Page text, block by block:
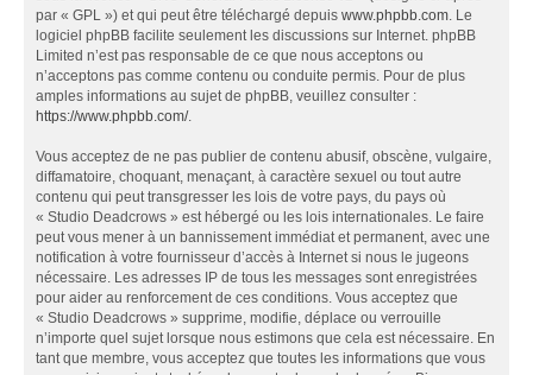
par « GPL ») et qui peut être téléchargé depuis www.phpbb.com. Le
logiciel phpBB facilite seulement les discussions sur Internet. phpBB
Limited n’est pas responsable de ce que nous acceptons ou
n’acceptons pas comme contenu ou conduite permis. Pour de plus
amples informations au sujet de phpBB, veuillez consulter :
https://www.phpbb.com/.
Vous acceptez de ne pas publier de contenu abusif, obscène, vulgaire,
diffamatoire, choquant, menaçant, à caractère sexuel ou tout autre
contenu qui peut transgresser les lois de votre pays, du pays où
« Studio Deadcrows » est hébergé ou les lois internationales. Le faire
peut vous mener à un bannissement immédiat et permanent, avec une
notification à votre fournisseur d’accès à Internet si nous le jugeons
nécessaire. Les adresses IP de tous les messages sont enregistrées
pour aider au renforcement de ces conditions. Vous acceptez que
« Studio Deadcrows » supprime, modifie, déplace ou verrouille
n’importe quel sujet lorsque nous estimons que cela est nécessaire. En
tant que membre, vous acceptez que toutes les informations que vous